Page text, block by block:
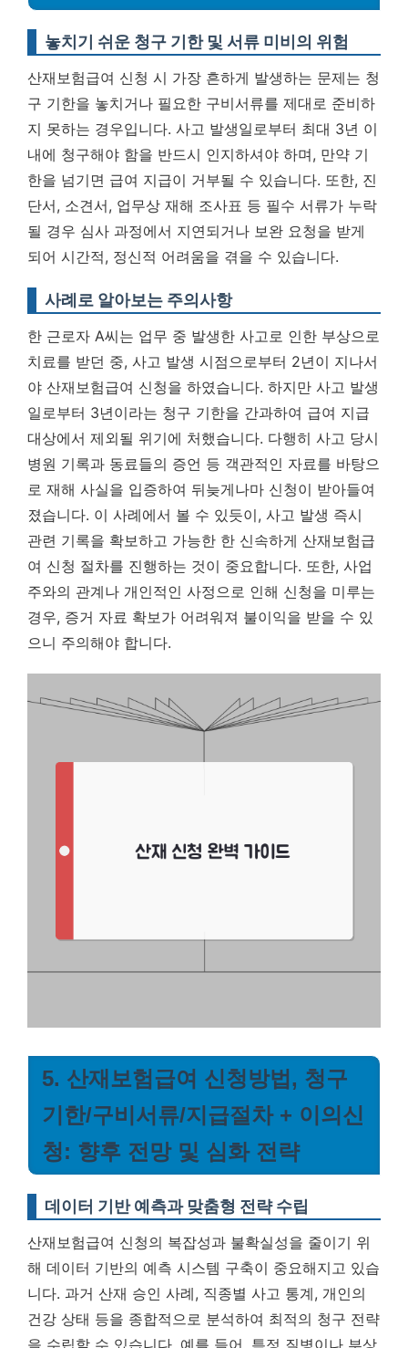
놓치기 쉬운 청구 기한 및 서류 미비의 위험
산재보험급여 신청 시 가장 흔하게 발생하는 문제는 청
구 기한을 놓치거나 필요한 구비서류를 제대로 준비하
지 못하는 경우입니다. 사고 발생일로부터 최대 3년 이
내에 청구해야 함을 반드시 인지하셔야 하며, 만약 기
한을 넘기면 급여 지급이 거부될 수 있습니다. 또한, 진
단서, 소견서, 업무상 재해 조사표 등 필수 서류가 누락
될 경우 심사 과정에서 지연되거나 보완 요청을 받게
되어 시간적, 정신적 어려움을 겪을 수 있습니다.
사례로 알아보는 주의사항
한 근로자 A씨는 업무 중 발생한 사고로 인한 부상으로
치료를 받던 중, 사고 발생 시점으로부터 2년이 지나서
야 산재보험급여 신청을 하였습니다. 하지만 사고 발생
일로부터 3년이라는 청구 기한을 간과하여 급여 지급
대상에서 제외될 위기에 처했습니다. 다행히 사고 당시
병원 기록과 동료들의 증언 등 객관적인 자료를 바탕으
로 재해 사실을 입증하여 뒤늦게나마 신청이 받아들여
졌습니다. 이 사례에서 볼 수 있듯이, 사고 발생 즉시
관련 기록을 확보하고 가능한 한 신속하게 산재보험급
여 신청 절차를 진행하는 것이 중요합니다. 또한, 사업
주와의 관계나 개인적인 사정으로 인해 신청을 미루는
경우, 증거 자료 확보가 어려워져 불이익을 받을 수 있
으니 주의해야 합니다.
5. 산재보험급여 신청방법, 청구
기한/구비서류/지급절차 + 이의신
청: 향후 전망 및 심화 전략
데이터 기반 예측과 맞춤형 전략 수립
산재보험급여 신청의 복잡성과 불확실성을 줄이기 위
해 데이터 기반의 예측 시스템 구축이 중요해지고 있습
니다. 과거 산재 승인 사례, 직종별 사고 통계, 개인의
건강 상태 등을 종합적으로 분석하여 최적의 청구 전략
을 수립할 수 있습니다. 예를 들어, 특정 질병이나 부상